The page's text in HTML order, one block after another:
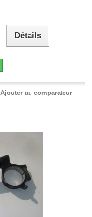
Détails
Ajouter au comparateur